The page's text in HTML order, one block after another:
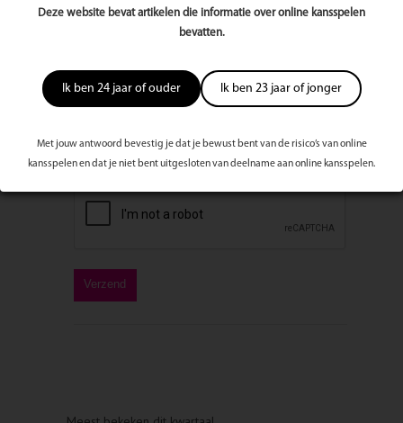
Deze website bevat artikelen die informatie over online kansspelen
bevatten.
Ik ben 24 jaar of ouder Ik ben 23 jaar of jonger
Met jouw antwoord bevestig je dat je bewust bent van de risico’s van online
kansspelen en dat je niet bent uitgesloten van deelname aan online kansspelen.